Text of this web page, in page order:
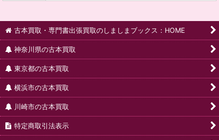
古本買取・専門書出張買取のしましまブックス：HOME
神奈川県の古本買取
東京都の古本買取
横浜市の古本買取
川崎市の古本買取
特定商取引法表示